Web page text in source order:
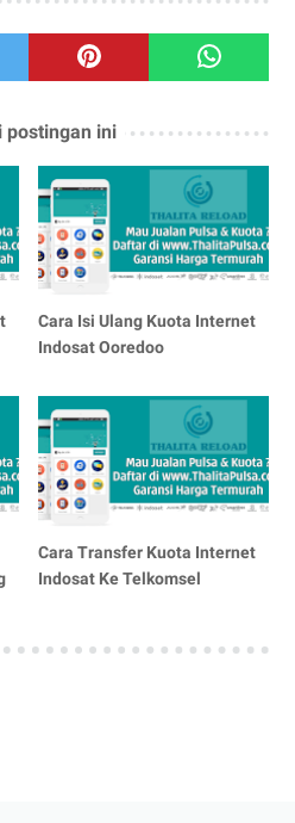
postingan ini
Cara Isi Ulang Kuota Internet
Indosat Ooredoo
Cara Transfer Kuota Internet
Indosat Ke Telkomsel